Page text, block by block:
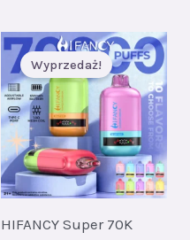
€78.00.€8.90.
Wyprzedaż!
HIFANCY Super 70K